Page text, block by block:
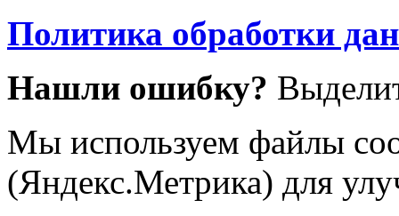
Политика обработки
Нашли ошибку?
Мы используем файлы
(Яндекс.Метрика) для